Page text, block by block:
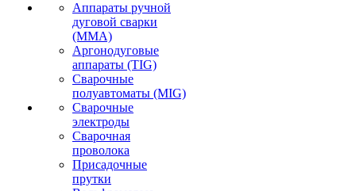
Аппараты ручной
дуговой сварки
(MMA)
Аргонодуговые
аппараты (TIG)
Сварочные
полуавтоматы (MIG)
Сварочные
электроды
Сварочная
проволока
Присадочные
прутки